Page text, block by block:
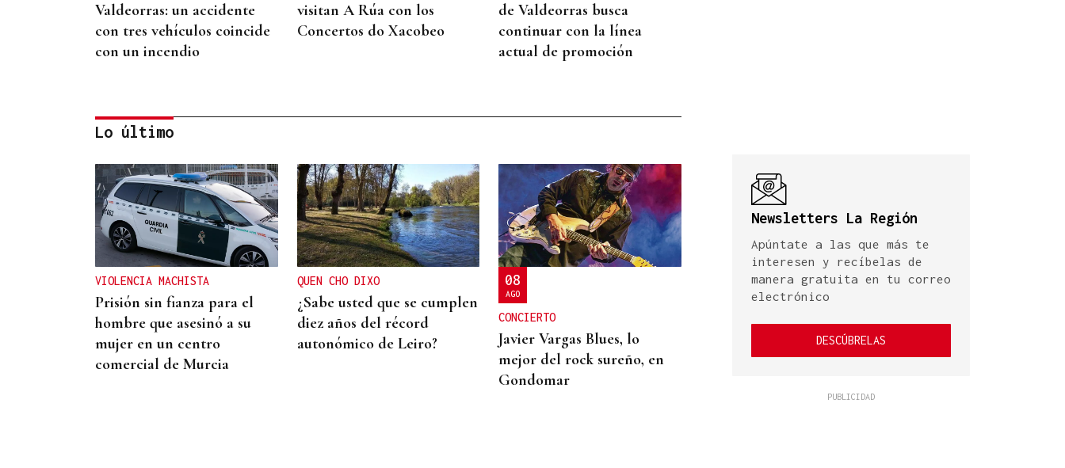
Valdeorras: un accidente
con tres vehículos coincide
con un incendio
visitan A Rúa con los
Concertos do Xacobeo
de Valdeorras busca
continuar con la línea
actual de promoción
DISTRIBUIDORA FAMILIAR
Gaseosas Roca, medio siglo
creciendo junto a
Valdeorras y Coca-Cola
Lo último
VIOLENCIA MACHISTA
Prisión sin fianza para el
hombre que asesinó a su
mujer en un centro
comercial de Murcia
QUEN CHO DIXO
¿Sabe usted que se cumplen
diez años del récord
autonómico de Leiro?
08
AGO
CONCIERTO
Javier Vargas Blues, lo
mejor del rock sureño, en
Gondomar
Newsletters La Región
Apúntate a las que más te
interesen y recíbelas de
manera gratuita en tu correo
electrónico
DESCÚBRELAS